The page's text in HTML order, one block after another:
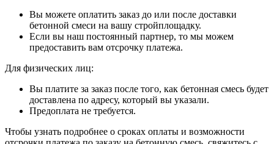
Вы можете оплатить заказ до или после доставки
бетонной смеси на вашу стройплощадку.
Если вы наш постоянный партнер, то мы можем
предоставить вам отсрочку платежа.
Для физических лиц:
Вы платите за заказ после того, как бетонная смесь будет
доставлена по адресу, который вы указали.
Предоплата не требуется.
Чтобы узнать подробнее о сроках оплаты и возможности